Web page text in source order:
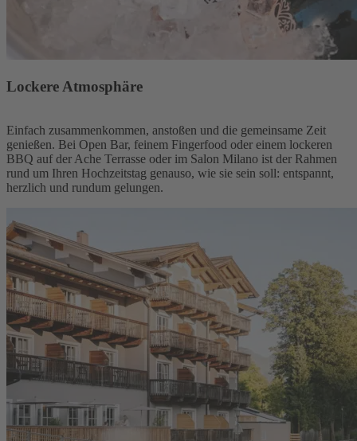
Lockere Atmosphäre
Einfach zusammenkommen, anstoßen und die gemeinsame Zeit
genießen. Bei Open Bar, feinem Fingerfood oder einem lockeren
BBQ auf der Ache Terrasse oder im Salon Milano ist der Rahmen
rund um Ihren Hochzeitstag genauso, wie sie sein soll: entspannt,
herzlich und rundum gelungen.